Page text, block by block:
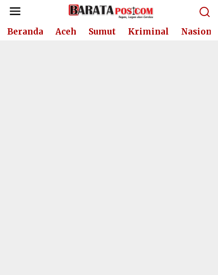
Lewati
konten
Beranda Aceh Sumut Kriminal